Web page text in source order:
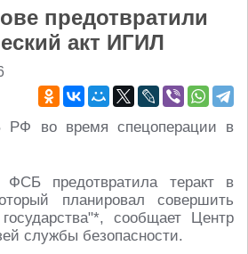
предотвратили
акт ИГИЛ
предотвратила теракт в
планировал совершить
сообщает Центр
службы безопасности.